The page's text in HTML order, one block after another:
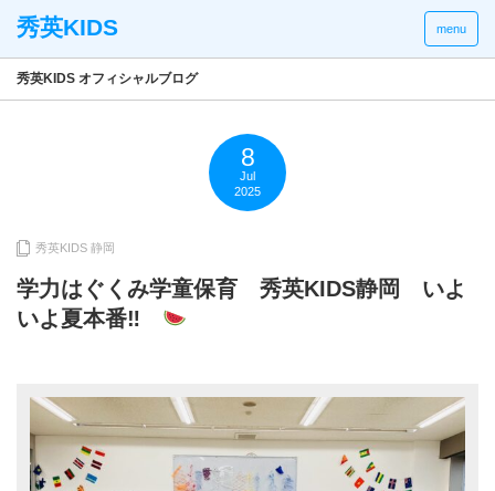
menu
秀英KIDS オフィシャルブログ
8
Jul
2025
秀英KIDS 静岡
学力はぐくみ学童保育 秀英KIDS静岡 いよ
いよ夏本番‼︎